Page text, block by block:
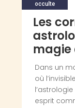
occulte
Les
magie
Dans un
où
esprit